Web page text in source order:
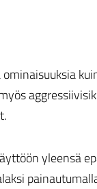
yleensä